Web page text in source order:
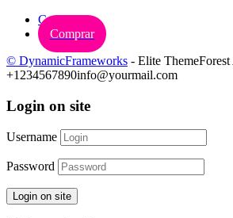
Carrinho
Comprar
© DynamicFrameworks - Elite ThemeForest
+1234567890info@yourmail.com
Login on site
Username
Password
Login on site